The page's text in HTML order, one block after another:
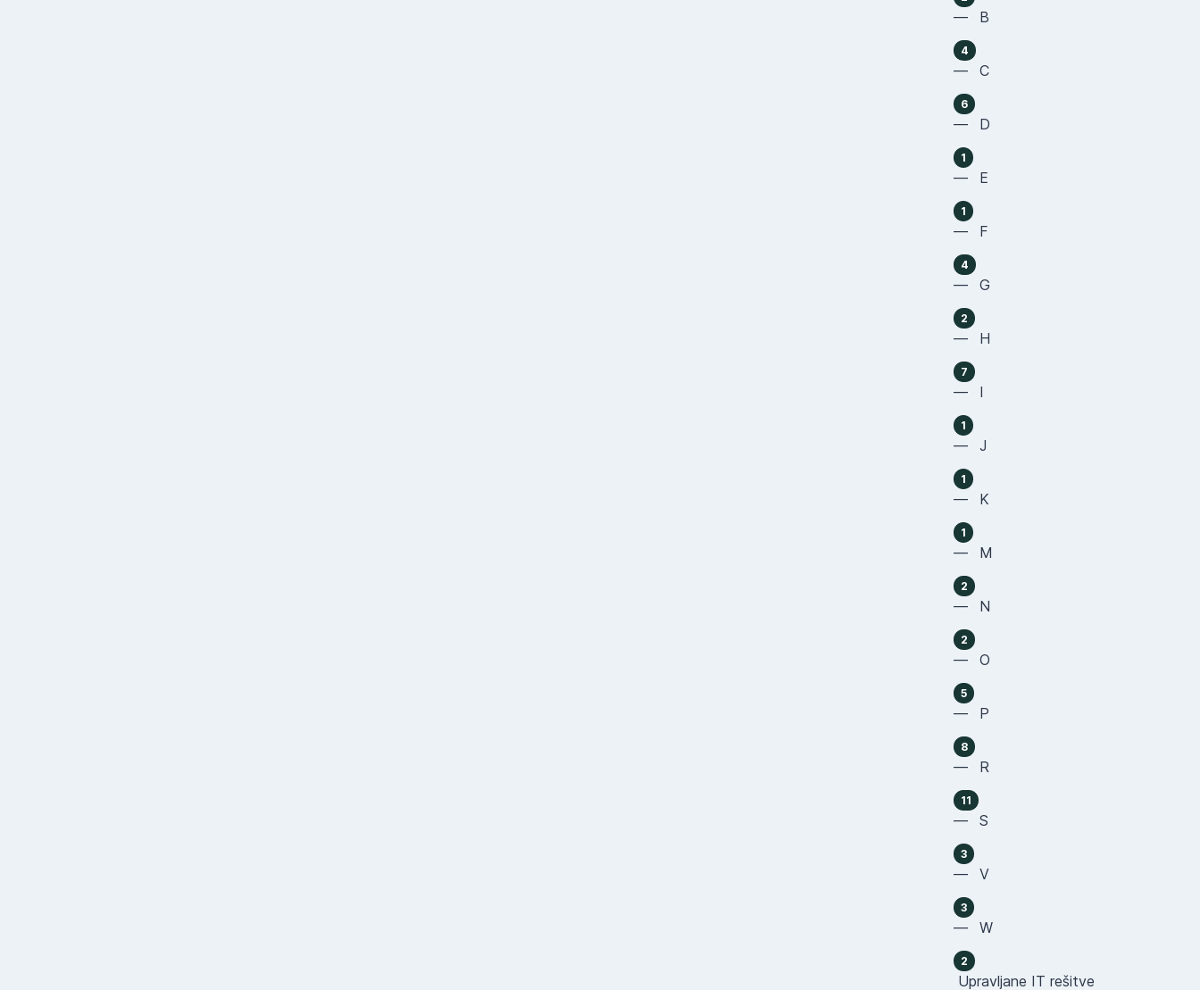
— B
4
— C
6
— D
1
— E
1
— F
4
— G
2
— H
7
— I
1
— J
1
— K
1
— M
2
— N
2
— O
5
— P
8
— R
11
— S
3
— V
3
— W
2
Upravljane IT rešitve